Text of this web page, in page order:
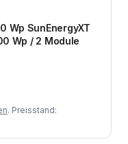
Wp SunEnergyXT
Wp / 2 Module
. Preisstand: